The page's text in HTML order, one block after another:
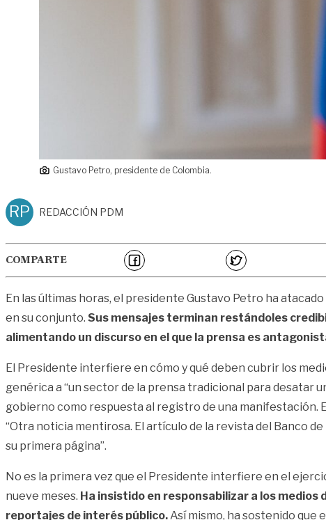
Gustavo Petro, presidente de Colombia.
RP REDACCIÓN PDM
COMPARTE
En las últimas horas, el presidente Gustavo Petro ha
en su conjunto. Sus mensajes terminan restándoles
alimentando un discurso en el que la prensa es
El Presidente interfiere en cómo y qué deben cubrir los
genérica a “un sector de la prensa tradicional para desatar
gobierno como respuesta al registro de una manifestación.
“Otra noticia mentirosa. El artículo de la revista del Banco
su primera página”.
No es la primera vez que el Presidente interfiere en el
nueve meses. Ha insistido en responsabilizar a los
reportajes de interés público. Así mismo, ha sostenido que